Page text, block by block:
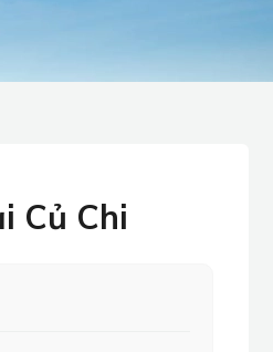
Củ Chi